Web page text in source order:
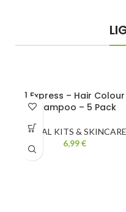
1 Express – Hair Colour
Shampoo – 5 Pack
FACIAL KITS & SKINCARE
6,99€